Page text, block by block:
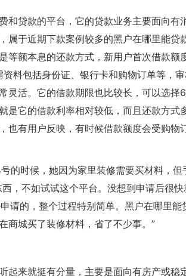
和贷款的平台，它的贷款业务主要面向
属于近期下款案例较多的黑户在哪里能贷
等额本息的还款方式，新用户首次借款
资料包括身份证、银行卡和购物订单等，
灵活。它的借款期限也比较长，可以选择
是它的借款利率相对较低，而且还款方式
也有用户反映，有时候借款额度会受购
的时候，她因为家里装修需要买材料，
，不如试试这个平台。没想到申请后很
请的，整个过程特别简单。黑户在哪里
商城买了装修材料，省了不少事。”
起来就挺有分量，主要是面向有房产或